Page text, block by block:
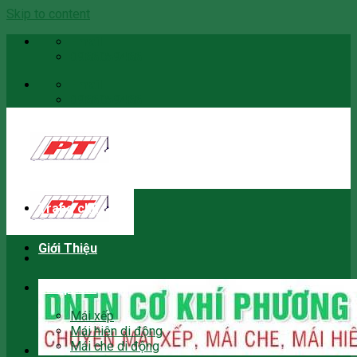
Skip to content
Trang chủ
Giới Thiệu
Sản phẩm
Mái xếp
Mái hiên di động
Mái che di động